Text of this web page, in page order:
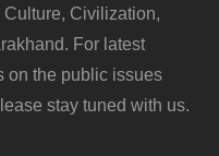
Civilization,
For latest
on the public issues
stay tuned with us.